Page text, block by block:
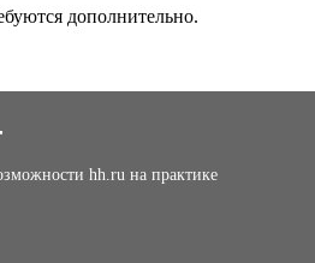
дополнительно.
hh.ru на практике